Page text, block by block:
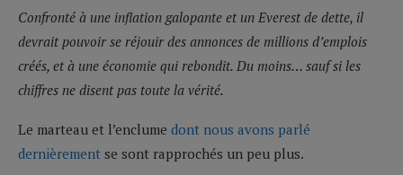
Confronté à une inflation galopante et un Everest de dette, il
devrait pouvoir se réjouir des annonces de millions d’emplois
créés, et à une économie qui rebondit. Du moins… sauf si les
chiffres ne disent pas toute la vérité.
Le marteau et l’enclume dont nous avons parlé
dernièrement se sont rapprochés un peu plus.